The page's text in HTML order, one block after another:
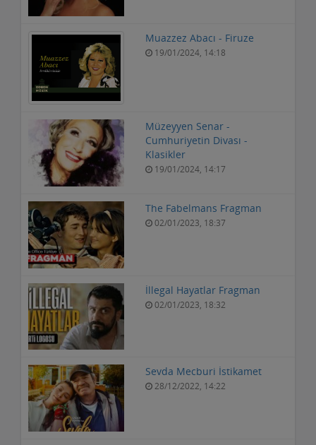
Muazzez Abacı - Firuze
19/01/2024, 14:18
Müzeyyen Senar -
Cumhuriyetin Divası -
Klasikler
19/01/2024, 14:17
The Fabelmans Fragman
02/01/2023, 18:37
İllegal Hayatlar Fragman
02/01/2023, 18:32
Sevda Mecburi İstikamet
28/12/2022, 14:22